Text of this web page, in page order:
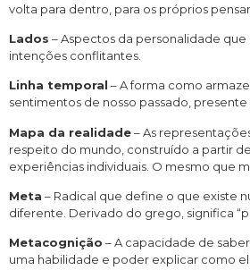
volta para dentro, para os próprios
Lados – Aspectos da personalidade que
intenções conflitantes.
Linha temporal – A forma como
sentimentos de nosso passado, presente
Mapa da realidade– As
respeito do mundo, construído a partir
experiências individuais. O mesmo que
Meta – Radical que define o que existe
diferente. Derivado do grego, significa
Metacognição – A capacidade de
uma habilidade e poder explicar como